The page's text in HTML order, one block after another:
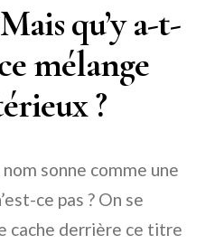
qu’y a-t-
mélange
?
sonne comme une
ce pas ? On se
cache derrière ce titre